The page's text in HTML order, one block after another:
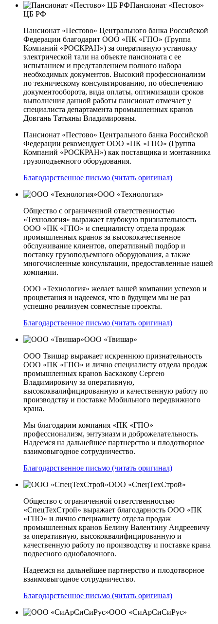
Пансионат «Пестово»
ЦБ РФ
Пансионат «Пестово» Центрального банка Российской
Федерации благодарит ООО «ПК «ГПО» (Группа
Компаний «РОСКРАН») за оперативную установку
электрической тали на объекте пансионата с ее
испытанием и представлением полного набора
необходимых документов. Высокий профессионализм
по техническому консультированию, по обеспечению
документооборота, вида оплаты, оптимизации сроков
выполнения данной работы пансионат отмечает у
специалиста департамента промышленных кранов
Довгань Татьяны Владимировны.
Пансионат «Пестово» Центрального банка Российской
Федерации рекомендует ООО «ПК «ГПО» (Группа
Компаний «РОСКРАН») как поставщика и монтажника
грузоподъемного оборудования.
Благодарственное письмо (читать оригинал)
ООО «Технология»
Общество с ограниченной ответственностью
«Технология» выражает глубокую признательность
ООО «ПК «ГПО» и специалисту отдела продаж
промышленных кранов за высококачественное
обслуживание клиентов, оперативный подбор и
поставку грузоподъемного оборудования, а также
многочисленные консультации, предоставленные нашей
компании.
ООО «Технология» желает вашей компании успехов и
процветания и надеемся, что в будущем мы не раз
успешно реализуем совместные проекты.
Благодарственное письмо (читать оригинал)
ООО «Твишар»
ООО Твишар выражает искреннюю признательность
ООО «ПК «ГПО» и лично специалисту отдела продаж
промышленных кранов Баскакову Сергею
Владимировичу за оперативную,
высококвалифицированную и качественную работу по
производству и поставке Мобильного передвижного
крана.
Мы благодарим компания «ПК «ГПО»
профессионализм, энтузиазм и доброжелательность.
Надеемся на дальнейшее партнерство и плодотворное
взаимовыгодное сотрудничество.
Благодарственное письмо (читать оригинал)
ООО «СпецТехСтрой»
Общество с ограниченной ответственностью
«СпецТехСтрой» выражает благодарность ООО «ПК
«ГПО» и лично специалисту отдела продаж
промышленных кранов Белину Валентину Андреевичу
за оперативную, высококвалифицированную и
качественную работу по производству и поставке крана
подвесного однобалочного.
Надеемся на дальнейшее партнерство и плодотворное
взаимовыгодное сотрудничество.
Благодарственное письмо (читать оригинал)
ООО «СиАрСиСиРус»